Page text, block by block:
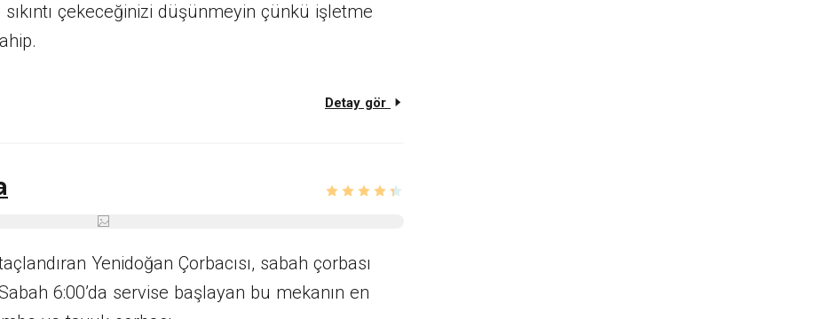
çekeceğinizi düşünmeyin çünkü işletme
Detay gör
Yenidoğan Çorbacısı, sabah çorbası
6:00’da servise başlayan bu mekanın en